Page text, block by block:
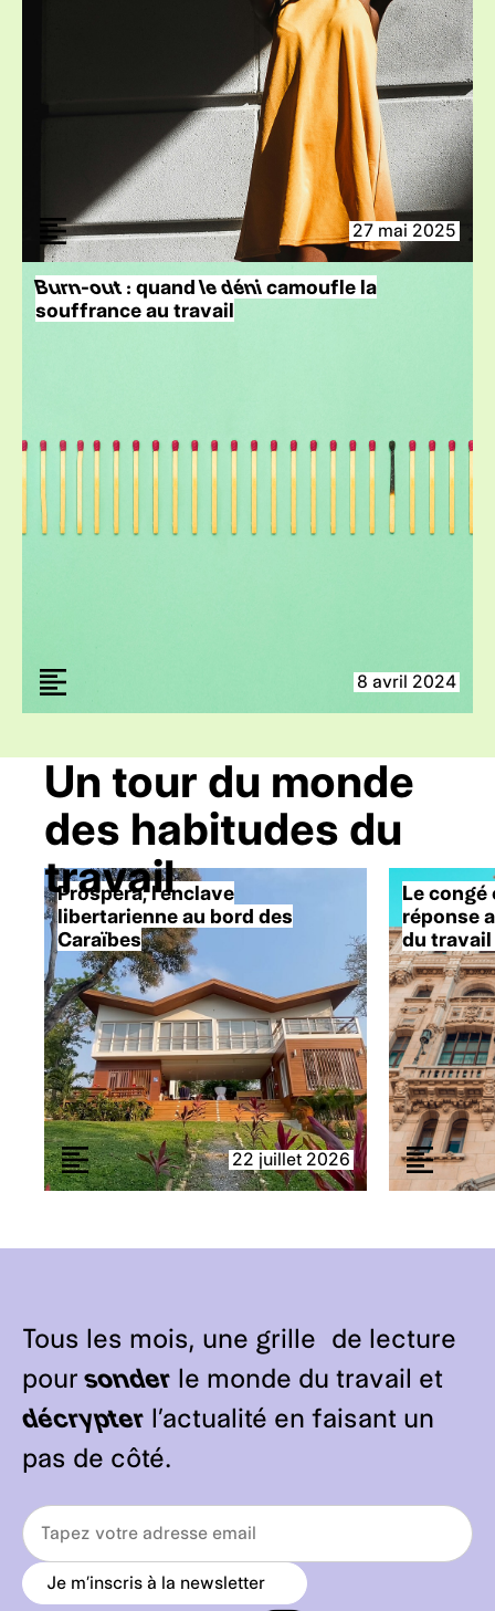
27 mai 2025
Burn-out : quandle dénicamoufle la
souffrance au travail
8 avril 2024
Un tour du monde
des habitudes du
travail
Próspera, l’enclave
libertarienne au bord des
Caraïbes
22 juillet 2026
Le congé
réponse
du travail
Tous les mois, une grille de lecture
pour sonder le monde du travail et
décrypter l’actualité en faisant un
pas de côté.
Je m’inscris à la newsletter
r